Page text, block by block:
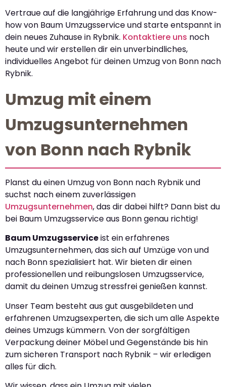
Vertraue auf die langjährige Erfahrung und das Know-
how von Baum Umzugsservice und starte entspannt in
dein neues Zuhause in Rybnik. Kontaktiere uns noch
heute und wir erstellen dir ein unverbindliches,
individuelles Angebot für deinen Umzug von Bonn nach
Rybnik.
Umzug mit einem
Umzugsunternehmen
von Bonn nach Rybnik
Planst du einen Umzug von Bonn nach Rybnik und
suchst nach einem zuverlässigen
Umzugsunternehmen, das dir dabei hilft? Dann bist du
bei Baum Umzugsservice aus Bonn genau richtig!
Baum Umzugsserviceist ein erfahrenes
Umzugsunternehmen, das sich auf Umzüge von und
nach Bonn spezialisiert hat. Wir bieten dir einen
professionellen und reibungslosen Umzugsservice,
damit du deinen Umzug stressfrei genießen kannst.
Unser Team besteht aus gut ausgebildeten und
erfahrenen Umzugsexperten, die sich um alle Aspekte
deines Umzugs kümmern. Von der sorgfältigen
Verpackung deiner Möbel und Gegenstände bis hin
zum sicheren Transport nach Rybnik – wir erledigen
alles für dich.